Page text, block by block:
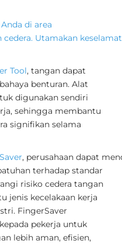
di area
Utamakan
Tool, tangan dapat
benturan. Alat
digunakan sendiri
sehingga membantu
signifikan selama
, perusahaan dapat
terhadap standar
risiko cedera tangan
jenis kecelakaan kerja
FingerSaver
pekerja untuk
lebih aman, efisien,